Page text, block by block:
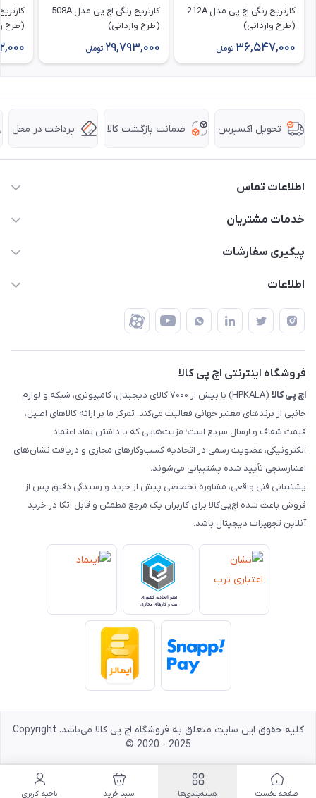
کارتریج رنگی اچ پی مدل 212A
(طرح وارداتی)
36,547,000 تومان
کارتریج رنگی اچ پی مدل 508A
(طرح وارداتی)
29,793,000 تومان
(طرح
تحویل اکسپرس ضمانت بازگشت کالا پرداخت در محل
اطلاعات تماس
63 0000 43 - 021
تهران - طبقه سوم تجاری - پلاک 11014
خدمات مشتریان
قوانین و مقررات
ضمانت اصالت کالا
پیگیری سفارشات
رهگیری مرسولات پست
رهگیری مرسولات چاپار
رهگیری مرسولات ماهکس
اطلاعات
درباره ما
تماس با ما
فروشگاه اینترنتی اچ پی کالا
اچ‌ پی‌ کالا
(HPKALA) با بیش از ۷۰۰۰ کالای دیجیتال، کامپیوتری، شبکه و لوازم
جانبی از برندهای معتبر جهانی فعالیت می‌کند. تمرکز ما بر ارائه کالاهای اصیل،
قیمت شفاف و ارسال سریع است؛ مزیت‌هایی که با داشتن نماد اعتماد
الکترونیکی، عضویت رسمی در اتحادیه کسب‌وکارهای مجازی و دریافت نشان‌های
اعتبارسنجی تأیید شده پشتیبانی می‌شوند.
پشتیبانی فنی واقعی، مشاوره تخصصی پیش از خرید و رسیدگی دقیق پس از
فروش باعث شده اچ‌پی‌کالا برای کاربران یک مرجع مطمئن و قابل اتکا در خرید
آنلاین تجهیزات دیجیتال باشد.
کلیه حقوق این سایت متعلق به فروشگاه اچ پی کالا می‌باشد. Copyright
© 2020 - 2025
صفحه نخست دسته‌بندی‌ها سبد خرید ناحیه کاربری